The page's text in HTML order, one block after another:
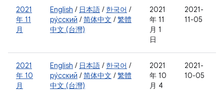
2021
年 11
月
English / 日本語 / 한국어 /
ру́сский /简体中文 /繁體
中文 (台灣)
2021
年 11
月 1
日
2021-
11-05
2021
年 10
月
English / 日本語 / 한국어 /
ру́сский /简体中文 /繁體
中文 (台灣)
2021
年 10
月 4
2021-
10-05